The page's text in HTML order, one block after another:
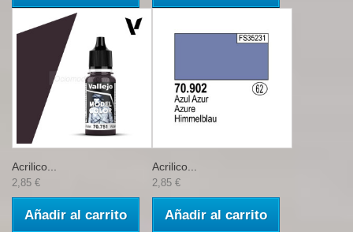
Acrilico...
2,85 €
Añadir al carrito
Acrilico...
2,85 €
Añadir al carrito